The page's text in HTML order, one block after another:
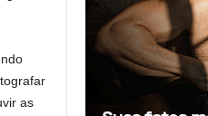
as